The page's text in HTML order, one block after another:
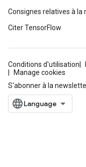
Consignes relatives à la
Citer TensorFlow
Conditions d'utilisation
Manage cookies
S'abonner à la